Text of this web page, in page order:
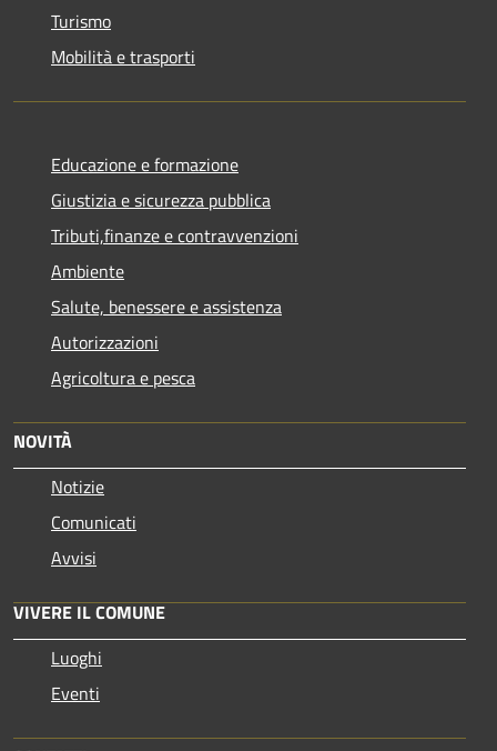
Turismo
Mobilità e trasporti
Educazione e formazione
Giustizia e sicurezza pubblica
Tributi,finanze e contravvenzioni
Ambiente
Salute, benessere e assistenza
Autorizzazioni
Agricoltura e pesca
NOVITÀ
Notizie
Comunicati
Avvisi
VIVERE IL COMUNE
Luoghi
Eventi